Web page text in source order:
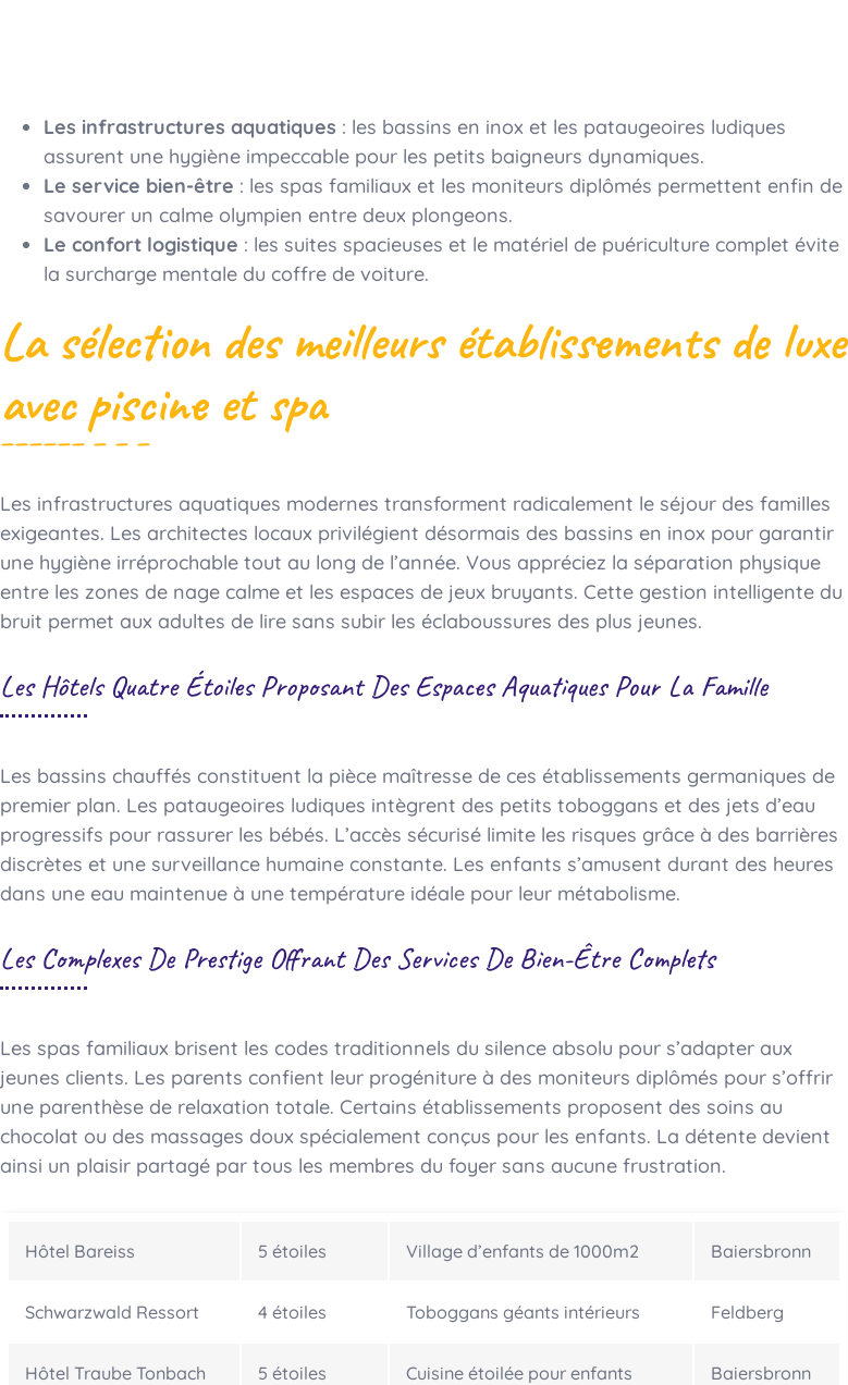
Les infrastructures aquatiques : les bassins en inox et les pataugeoires ludiques
assurent une hygiène impeccable pour les petits baigneurs dynamiques.
Le service bien-être : les spas familiaux et les moniteurs diplômés permettent enfin de
savourer un calme olympien entre deux plongeons.
Le confort logistique : les suites spacieuses et le matériel de puériculture complet évite
la surcharge mentale du coffre de voiture.
La sélection des meilleurs établissements de luxe
avec piscine et spa
Les infrastructures aquatiques modernes transforment radicalement le séjour des familles
exigeantes. Les architectes locaux privilégient désormais des bassins en inox pour garantir
une hygiène irréprochable tout au long de l’année. Vous appréciez la séparation physique
entre les zones de nage calme et les espaces de jeux bruyants. Cette gestion intelligente du
bruit permet aux adultes de lire sans subir les éclaboussures des plus jeunes.
Les Hôtels Quatre Étoiles Proposant Des Espaces Aquatiques Pour La Famille
Les bassins chauffés constituent la pièce maîtresse de ces établissements germaniques de
premier plan. Les pataugeoires ludiques intègrent des petits toboggans et des jets d’eau
progressifs pour rassurer les bébés. L’accès sécurisé limite les risques grâce à des barrières
discrètes et une surveillance humaine constante. Les enfants s’amusent durant des heures
dans une eau maintenue à une température idéale pour leur métabolisme.
Les Complexes De Prestige Offrant Des Services De Bien-Être Complets
Les spas familiaux brisent les codes traditionnels du silence absolu pour s’adapter aux
jeunes clients. Les parents confient leur progéniture à des moniteurs diplômés pour s’offrir
une parenthèse de relaxation totale. Certains établissements proposent des soins au
chocolat ou des massages doux spécialement conçus pour les enfants. La détente devient
ainsi un plaisir partagé par tous les membres du foyer sans aucune frustration.
Hôtel Bareiss 5 étoiles Village d’enfants de 1000m2 Baiersbronn
Schwarzwald Ressort 4 étoiles Toboggans géants intérieurs Feldberg
Hôtel Traube Tonbach 5 étoiles Cuisine étoilée pour enfants Baiersbronn